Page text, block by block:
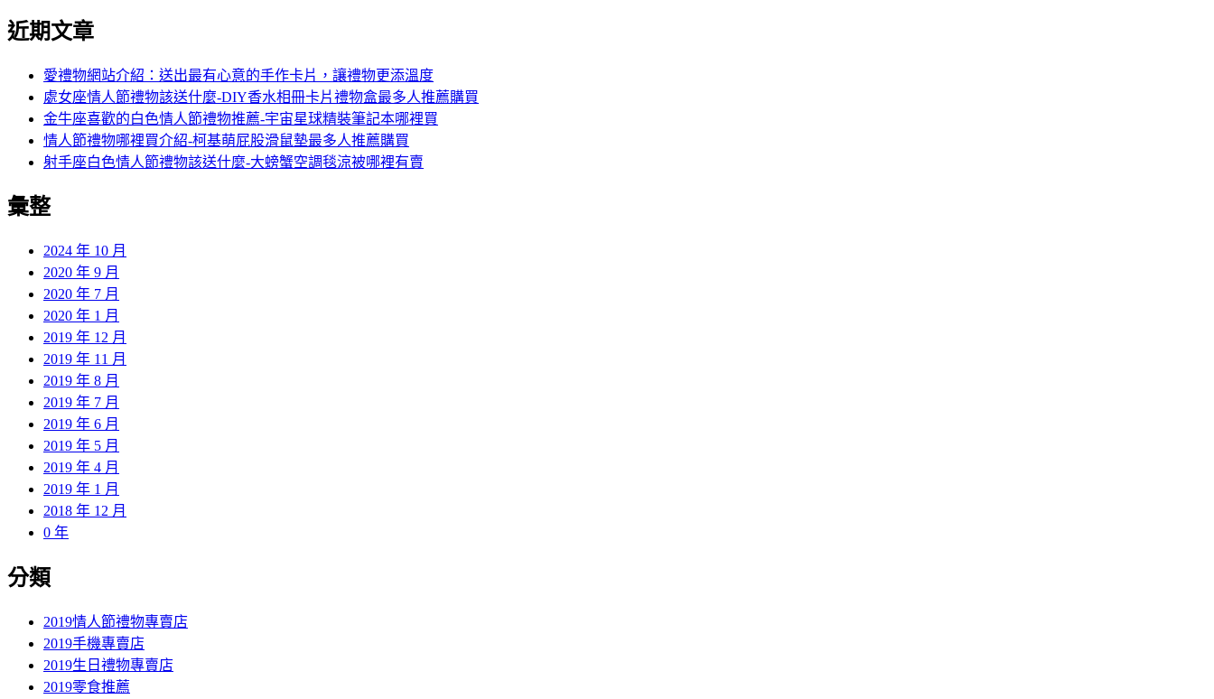
近期文章
愛禮物網站介紹：送出最有心意的手作卡片，讓禮物更添溫度
處女座情人節禮物該送什麼-DIY香水相冊卡片禮物盒最多人推薦購買
金牛座喜歡的白色情人節禮物推薦-宇宙星球精裝筆記本哪裡買
情人節禮物哪裡買介紹-柯基萌屁股滑鼠墊最多人推薦購買
射手座白色情人節禮物該送什麼-大螃蟹空調毯涼被哪裡有賣
彙整
2024 年 10 月
2020 年 9 月
2020 年 7 月
2020 年 1 月
2019 年 12 月
2019 年 11 月
2019 年 8 月
2019 年 7 月
2019 年 6 月
2019 年 5 月
2019 年 4 月
2019 年 1 月
2018 年 12 月
0 年
分類
2019情人節禮物專賣店
2019手機專賣店
2019生日禮物專賣店
2019零食推薦